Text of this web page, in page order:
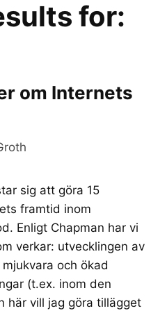
for:
om Internets
sig att göra 15
framtid inom
Enligt Chapman har vi
verkar: utvecklingen av
och ökad
(t.ex. inom den
här vill jag göra tillägget